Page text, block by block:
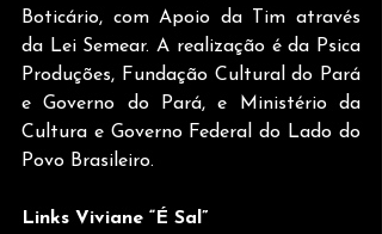
Boticário, com Apoio da Tim através
da Lei Semear. A realização é da Psica
Produções, Fundação Cultural do Pará
e Governo do Pará, e Ministério da
Cultura e Governo Federal do Lado do
Povo Brasileiro.
Links Viviane “É Sal”